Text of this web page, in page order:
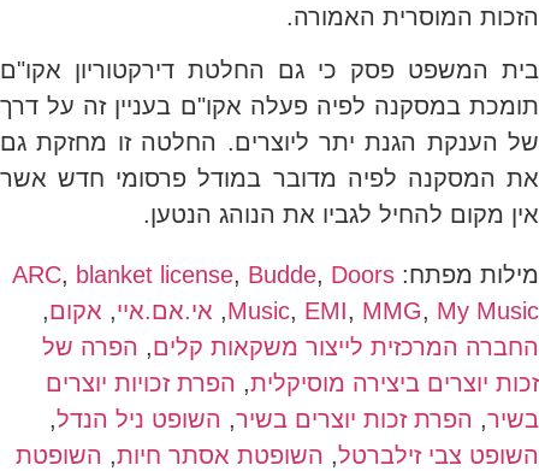
הזכות המוסרית האמורה.
בית המשפט פסק כי גם החלטת דירקטוריון אקו"ם
תומכת במסקנה לפיה פעלה אקו"ם בעניין זה על דרך
של הענקת הגנת יתר ליוצרים. החלטה זו מחזקת גם
את המסקנה לפיה מדובר במודל פרסומי חדש אשר
אין מקום להחיל לגביו את הנוהג הנטען.
מילות מפתח: ARC, blanket license, Budde, Doors
Music, EMI, MMG, My Music
, אי.אם.איי, אקום,
החברה המרכזית לייצור משקאות קלים, הפרה של
זכות יוצרים ביצירה מוסיקלית, הפרת זכויות יוצרים
בשיר, הפרת זכות יוצרים בשיר, השופט ניל הנדל,
השופט צבי זילברטל, השופטת אסתר חיות, השופטת